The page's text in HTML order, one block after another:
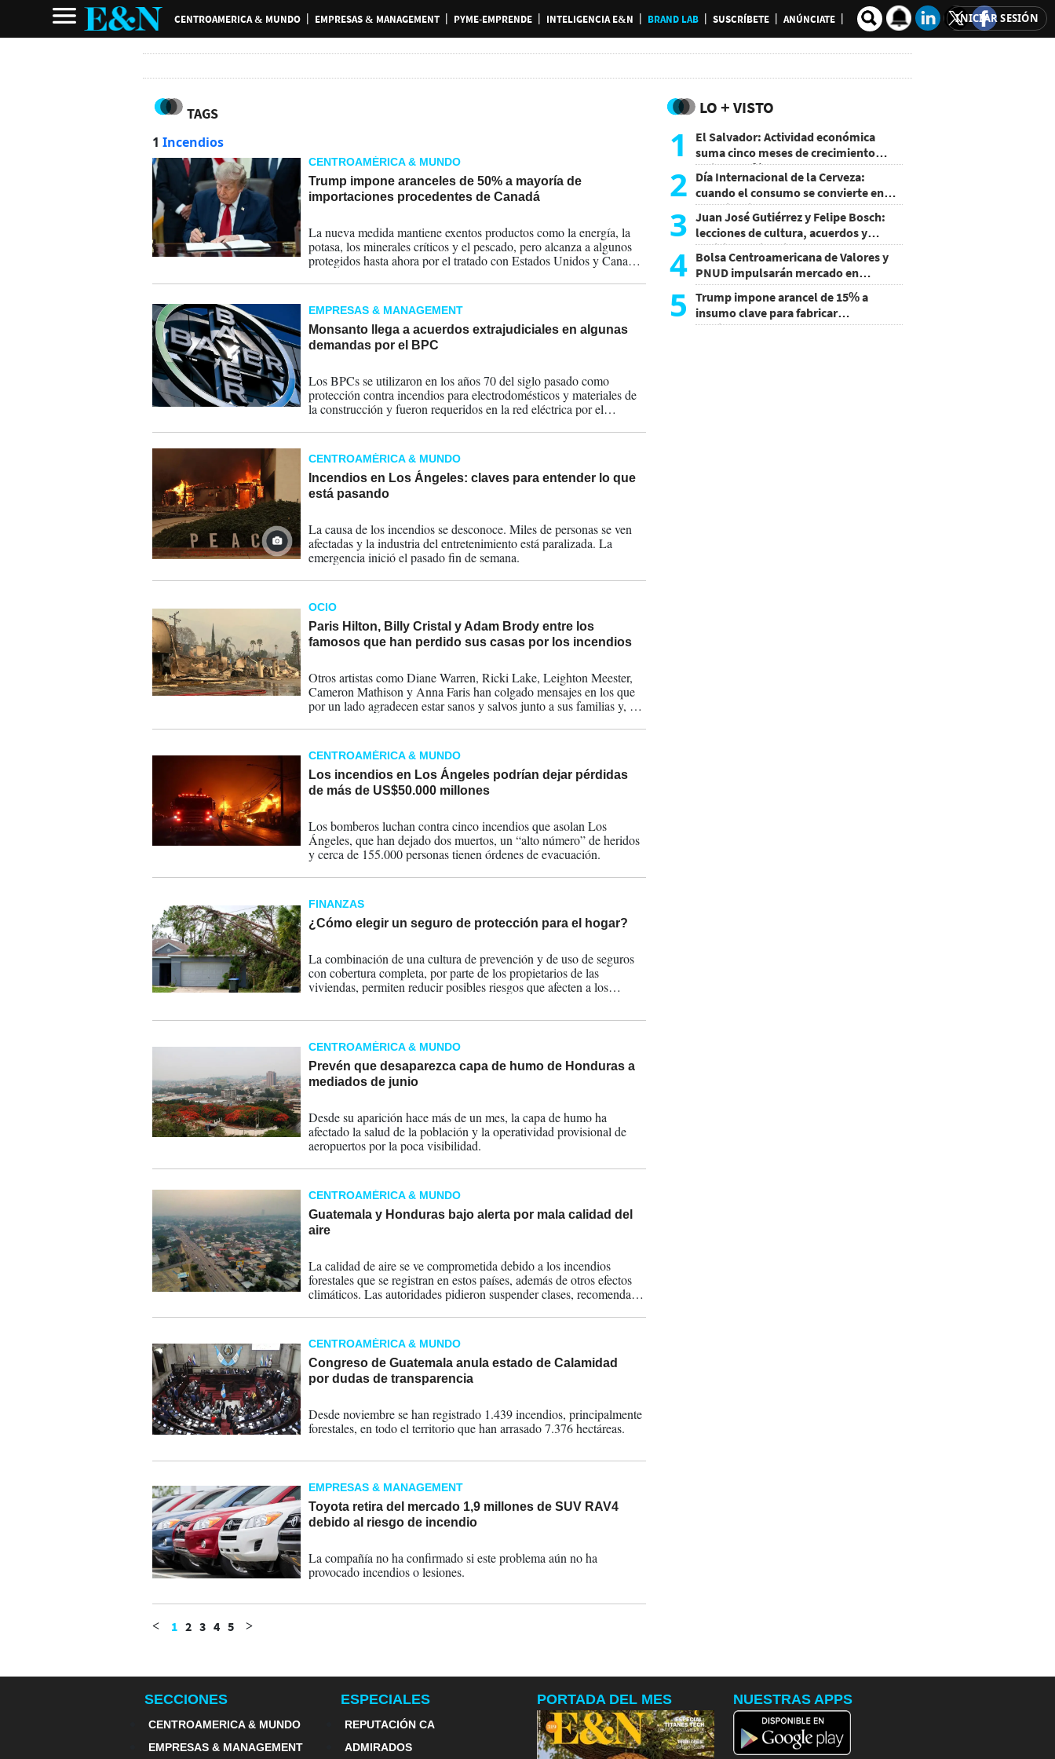
CENTROAMERICA & MUNDO EMPRESAS & MANAGEMENT PYME-EMPRENDE INTELIGENCIA E&N BRAND LAB SUSCRÍBETE ANÚNCIATE INICIAR SESIÓN
TAGS
1 Incendios
CENTROAMÉRICA & MUNDO
Trump impone aranceles de 50% a mayoría de
importaciones procedentes de Canadá
La nueva medida mantiene exentos productos como la energía, la
potasa, los minerales críticos y el pescado, pero alcanza a algunos
protegidos hasta ahora por el tratado con Estados Unidos y Canadá
EMPRESAS & MANAGEMENT
Monsanto llega a acuerdos extrajudiciales en algunas
demandas por el BPC
Los BPCs se utilizaron en los años 70 del siglo pasado como
protección contra incendios para electrodomésticos y materiales de
la construcción y fueron requeridos en la red eléctrica por el
CENTROAMÉRICA & MUNDO
Incendios en Los Ángeles: claves para entender lo que
está pasando
La causa de los incendios se desconoce. Miles de personas se ven
afectadas y la industria del entretenimiento está paralizada. La
emergencia inició el pasado fin de semana.
OCIO
Paris Hilton, Billy Cristal y Adam Brody entre los
famosos que han perdido sus casas por los incendios
Otros artistas como Diane Warren, Ricki Lake, Leighton Meester,
Cameron Mathison y Anna Faris han colgado mensajes en los que
por un lado agradecen estar sanos y salvos junto a sus familias y, por
CENTROAMÉRICA & MUNDO
Los incendios en Los Ángeles podrían dejar pérdidas
de más de US$50.000 millones
Los bomberos luchan contra cinco incendios que asolan Los
Ángeles, que han dejado dos muertos, un “alto número” de heridos
y cerca de 155.000 personas tienen órdenes de evacuación.
FINANZAS
¿Cómo elegir un seguro de protección para el hogar?
La combinación de una cultura de prevención y de uso de seguros
con cobertura completa, por parte de los propietarios de las
viviendas, permiten reducir posibles riesgos que afecten a los
CENTROAMÉRICA & MUNDO
Prevén que desaparezca capa de humo de Honduras a
mediados de junio
Desde su aparición hace más de un mes, la capa de humo ha
afectado la salud de la población y la operatividad provisional de
aeropuertos por la poca visibilidad.
CENTROAMÉRICA & MUNDO
Guatemala y Honduras bajo alerta por mala calidad del
aire
La calidad de aire se ve comprometida debido a los incendios
forestales que se registran en estos países, además de otros efectos
climáticos. Las autoridades pidieron suspender clases, recomendar
libre para cuidar su salud.
CENTROAMÉRICA & MUNDO
Congreso de Guatemala anula estado de Calamidad
por dudas de transparencia
Desde noviembre se han registrado 1.439 incendios, principalmente
forestales, en todo el territorio que han arrasado 7.376 hectáreas.
EMPRESAS & MANAGEMENT
Toyota retira del mercado 1,9 millones de SUV RAV4
debido al riesgo de incendio
La compañía no ha confirmado si este problema aún no ha
provocado incendios o lesiones.
< 1 2 3 4 5 >
LO + VISTO
1
El Salvador: Actividad económica
suma cinco meses de crecimiento
arriba de 4%
2 Día Internacional de la Cerveza:
cuando el consumo se convierte en
experiencia
3 Juan José Gutiérrez y Felipe Bosch:
lecciones de cultura, acuerdos y
decisiones sin miedo
4 Bolsa Centroamericana de Valores y
PNUD impulsarán mercado en
Honduras
5
Trump impone arancel de 15% a
insumo clave para fabricar
semiconductores y paneles
SECCIONES
CENTROAMERICA & MUNDO
EMPRESAS & MANAGEMENT
ESPECIALES
REPUTACIÓN CA
ADMIRADOS
PORTADA DEL MES NUESTRAS APPS